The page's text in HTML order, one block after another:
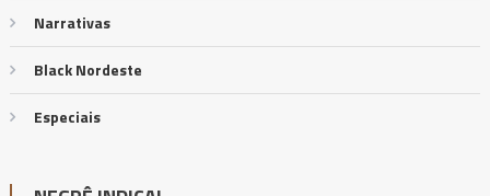
Narrativas
Black Nordeste
Especiais